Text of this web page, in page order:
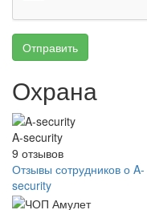
Отправить
Охрана
A-security
9 отзывов
Отзывы сотрудников о A-
security